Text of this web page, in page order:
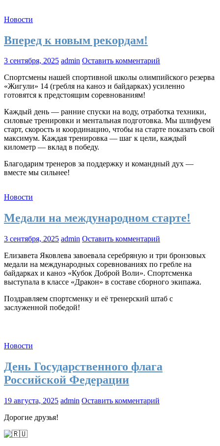
Новости
Вперед к новым рекордам!
3 сентября, 2025 admin Оставить комментарий
Спортсмены нашей спортивной школы олимпийского резерва
«Жигули» 14 (гребля на каноэ и байдарках) усиленно
готовятся к предстоящим соревнованиям!
Каждый день — ранние спуски на воду, отработка техники,
силовые тренировки и ментальная подготовка. Мы шлифуем
старт, скорость и координацию, чтобы на старте показать свой
максимум. Каждая тренировка — шаг к цели, каждый
километр — вклад в победу.
Благодарим тренеров за поддержку и командный дух —
вместе мы сильнее!
Новости
Медали на международном старте!
3 сентября, 2025 admin Оставить комментарий
Елизавета Яковлева завоевала серебряную и три бронзовых
медали на международных соревнованиях по гребле на
байдарках и каноэ «Кубок Доброй Воли». Спортсменка
выступала в классе «Дракон» в составе сборного экипажа.
Поздравляем спортсменку и её тренерский штаб с
заслуженной победой!
Новости
День Государственного флага
Российской Федерации
19 августа, 2025 admin Оставить комментарий
Дорогие друзья!